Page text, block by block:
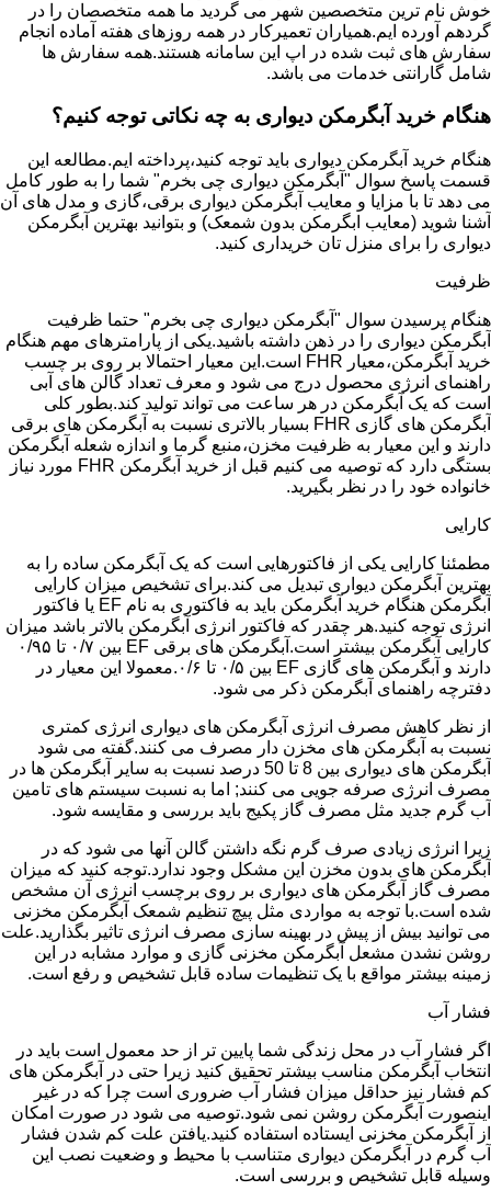
خوش نام ترین متخصصین شهر می گردید ما همه متخصصان را در
گردهم آورده ایم.همیاران تعمیرکار در همه روزهای هفته آماده انجام
سفارش های ثبت شده در اپ این سامانه هستند.همه سفارش ها
شامل گارانتی خدمات می باشد.
هنگام خرید آبگرمکن دیواری به چه نکاتی توجه کنیم؟
هنگام خرید آبگرمکن دیواری باید توجه کنید،پرداخته ایم.مطالعه این
قسمت پاسخ سوال "آبگرمکن دیواری چی بخرم" شما را به طور کامل
می دهد تا با مزایا و معایب آبگرمکن دیواری برقی،گازی و مدل های آن
آشنا شوید (معایب ابگرمکن بدون شمعک) و بتوانید بهترین آبگرمکن
دیواری را برای منزل تان خریداری کنید.
ظرفیت
هنگام پرسیدن سوال "آبگرمکن دیواری چی بخرم" حتما ظرفیت
آبگرمکن دیواری را در ذهن داشته باشید.یکی از پارامترهای مهم هنگام
خرید آبگرمکن،معیار FHR است.این معیار احتمالا بر روی بر چسب
راهنمای انرژی محصول درج می شود و معرف تعداد گالن های آبی
است که یک آبگرمکن در هر ساعت می تواند تولید کند.بطور کلی
آبگرمکن های گازی FHR بسیار بالاتری نسبت به آبگرمکن های برقی
دارند و این معیار به ظرفیت مخزن،منبع گرما و اندازه شعله آبگرمکن
بستگی دارد که توصیه می کنیم قبل از خرید آبگرمکن FHR مورد نیاز
خانواده خود را در نظر بگیرید.
کارایی
مطمئنا کارایی یکی از فاکتورهایی است که یک آبگرمکن ساده را به
بهترین آبگرمکن دیواری تبدیل می کند.برای تشخیص میزان کارایی
آبگرمکن هنگام خرید آبگرمکن باید به فاکتوری به نام EF یا فاکتور
انرژی توجه کنید.هر چقدر که فاکتور انرژی آبگرمکن بالاتر باشد میزان
کارایی آبگرمکن بیشتر است.آبگرمکن های برقی EF بین ۰/۷ تا ۰/۹۵
دارند و آبگرمکن های گازی EF بین ۰/۵ تا ۰/۶.معمولا این معیار در
دفترچه راهنمای آبگرمکن ذکر می شود.
از نظر کاهش مصرف انرژی آبگرمکن های دیواری انرژی کمتری
نسبت به آبگرمکن های مخزن دار مصرف می کنند.گفته می شود
آبگرمکن های دیواری بین 8 تا 50 درصد نسبت به سایر آبگرمکن ها در
مصرف انرژی صرفه جویی می کنند; اما به نسبت سیستم های تامین
آب گرم جدید مثل مصرف گاز پکیج باید بررسی و مقایسه شود.
زیرا انرژی زیادی صرف گرم نگه داشتن گالن آنها می شود که در
آبگرمکن های بدون مخزن این مشکل وجود ندارد.توجه کنید که میزان
مصرف گاز آبگرمکن های دیواری بر روی برچسب انرژی آن مشخص
شده است.با توجه به مواردی مثل پیچ تنظیم شمعک آبگرمکن مخزنی
می توانید بیش از پیش در بهینه سازی مصرف انرژی تاثیر بگذارید.علت
روشن نشدن مشعل آبگرمکن مخزنی گازی و موارد مشابه در این
زمینه بیشتر مواقع با یک تنظیمات ساده قابل تشخیص و رفع است.
فشار آب
اگر فشار آب در محل زندگی شما پایین تر از حد معمول است باید در
انتخاب آبگرمکن مناسب بیشتر تحقیق کنید زیرا حتی در آبگرمکن های
کم فشار نیز حداقل میزان فشار آب ضروری است چرا که در غیر
اینصورت آبگرمکن روشن نمی شود.توصیه می شود در صورت امکان
از آبگرمکن مخزنی ایستاده استفاده کنید.یافتن علت کم شدن فشار
آب گرم در آبگرمکن دیواری متناسب با محیط و وضعیت نصب این
وسیله قابل تشخیص و بررسی است.